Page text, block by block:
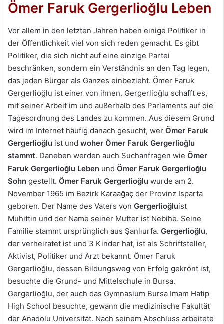
Ömer Faruk Gergerlioğlu Leben
Vor allem in den letzten Jahren haben einige Politiker in
der Öffentlichkeit viel von sich reden gemacht. Es gibt
Politiker, die sich nicht auf eine einzige Partei
beschränken, sondern ein Verständnis an den Tag legen,
das jeden Bürger als Ganzes einbezieht. Ömer Faruk
Gergerlioğlu ist einer von ihnen. Gergerlioğlu schafft es,
mit seiner Arbeit im und außerhalb des Parlaments auf die
Tagesordnung des Landes zu kommen. Aus diesem Grund
wird im Internet häufig danach gesucht, wer Ömer Faruk
Gergerlioğlu ist und woher Ömer Faruk Gergerlioğlu
stammt. Daneben werden auch Suchanfragen wie Ömer
Faruk Gergerlioğlu Leben und Ömer Faruk Gergerlioğlu
Sohn gestellt. Ömer Faruk Gergerlioğlu wurde am 2.
November 1965 im Bezirk Karaağaç der Provinz Isparta
geboren. Der Name des Vaters von Gergerlioğluist
Muhittin und der Name seiner Mutter ist Nebihe. Seine
Familie stammt ursprünglich aus Şanlıurfa. Gergerlioğlu,
der verheiratet ist und 3 Kinder hat, ist als Schriftsteller,
Aktivist, Politiker und Arzt bekannt. Ömer Faruk
Gergerlioğlu, dessen Bildungsweg von Erfolg gekrönt ist,
besuchte die Grund- und Mittelschule in Bursa.
Gergerlioğlu, der auch das Gymnasium Bursa Imam Hatip
High School besuchte, gewann die medizinische Fakultät
der Anadolu Universität. Nach seinem Abschluss arbeitete